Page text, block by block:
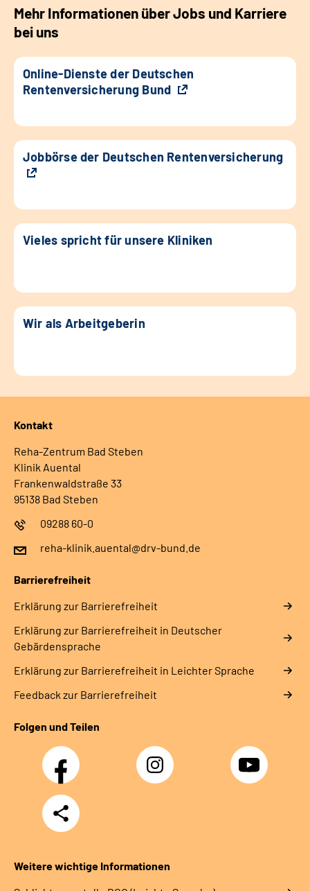
Mehr Informationen über Jobs und Karriere
bei uns
Online-Dienste der Deutschen
Rentenversicherung Bund
Jobbörse der Deutschen Rentenversicherung
Vieles spricht für unsere Kliniken
Wir als Arbeitgeberin
Kontakt
Reha-Zentrum Bad Steben
Klinik Auental
Frankenwaldstraße 33
95138 Bad Steben
09288 60-0
reha-klinik.auental@drv-bund.de
Barrierefreiheit
Erklärung zur Barrierefreiheit
Erklärung zur Barrierefreiheit in Deutscher
Gebärdensprache
Erklärung zur Barrierefreiheit in Leichter Sprache
Feedback zur Barrierefreiheit
Folgen und Teilen
Facebook Instagram YouTube
Teilen
Weitere wichtige Informationen